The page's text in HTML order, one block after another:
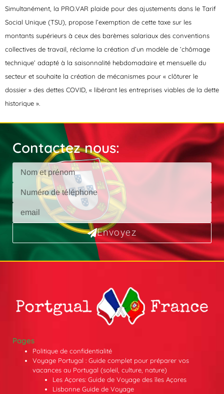
Simultanément, la PRO.VAR plaide pour des ajustements dans le Tarif
Social Unique (TSU), propose l’exemption de cette taxe sur les
montants supérieurs à ceux des barèmes salariaux des conventions
collectives de travail, réclame la création d’un modèle de ‘chômage
technique’ adapté à la saisonnalité hebdomadaire et mensuelle du
secteur et souhaite la création de mécanismes pour « clôturer le
dossier » des dettes COVID, « libérant les entreprises viables de la dette
historique ».
Contactez nous:
Envoyez
Pages
Politique de confidentialité
Voyage Portugal : Guide complet pour préparer vos
vacances au Portugal (soleil, culture, nature)
Les Açores: Guide de Voyage des îles Açores
Lisbonne Guide de Voyage